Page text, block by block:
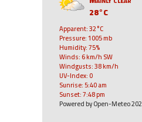
28°C
Apparent: 32°C
Pressure: 1005 mb
Humidity: 75%
Winds: 6 km/h SW
Windgusts: 38 km/h
UV-Index: 0
Sunrise: 5:40 am
Sunset: 7:48 pm